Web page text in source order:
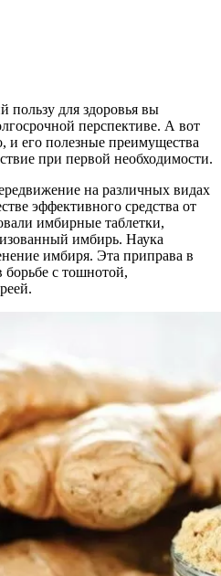
пользу для здоровья вы
перспективе. А вот
и его полезные преимущества
при первой необходимости.
на различных видах
эффективного средства от
имбирные таблетки,
имбирь. Наука
имбиря. Эта приправа в
борьбе с тошнотой,